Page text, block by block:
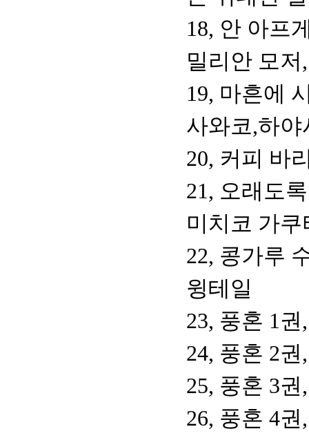
18, 안 아프
밀리안 모
19, 마흔에
사와코,하
20, 커피 바
21, 오래도
미치코 가
22, 콩가루
윙테일
23, 풍혼 1
24, 풍혼 2
25, 풍혼 3
26, 풍혼 4